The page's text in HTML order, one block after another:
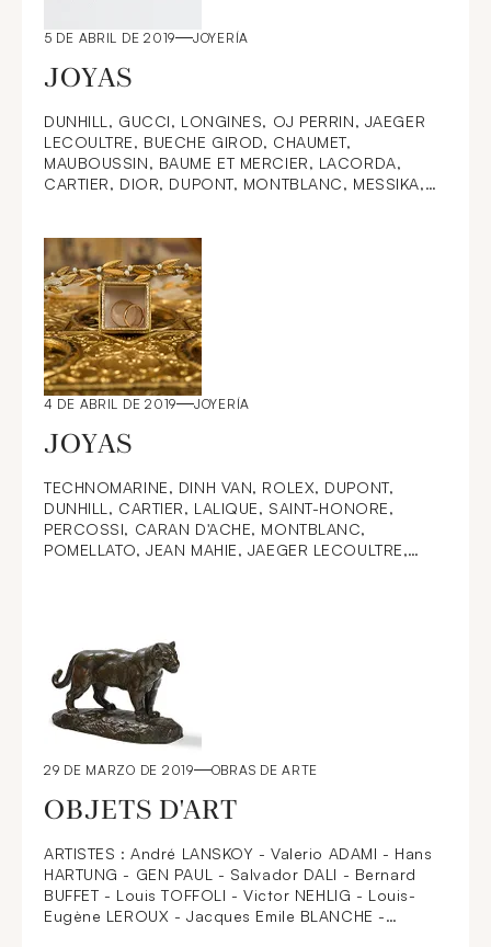
5 DE ABRIL DE 2019 JOYERÍA
JOYAS
DUNHILL, GUCCI, LONGINES, OJ PERRIN, JAEGER
LECOULTRE, BUECHE GIROD, CHAUMET,
MAUBOUSSIN, BAUME ET MERCIER, LACORDA,
CARTIER, DIOR, DUPONT, MONTBLANC, MESSIKA,
4 DE ABRIL DE 2019 JOYERÍA
JOYAS
TECHNOMARINE, DINH VAN, ROLEX, DUPONT,
DUNHILL, CARTIER, LALIQUE, SAINT-HONORE,
PERCOSSI, CARAN D'ACHE, MONTBLANC,
POMELLATO, JEAN MAHIE, JAEGER LECOULTRE,
29 DE MARZO DE 2019 OBRAS DE ARTE
OBJETS D'ART
ARTISTES : André LANSKOY - Valerio ADAMI - Hans
HARTUNG - GEN PAUL - Salvador DALI - Bernard
BUFFET - Louis TOFFOLI - Victor NEHLIG - Louis-
Eugène LEROUX - Jacques Emile BLANCHE -